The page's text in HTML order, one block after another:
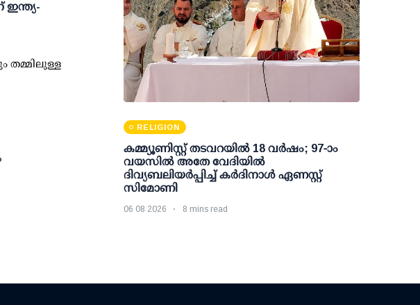
തമ്മിലുള്ള
RELIGION
കമ്മ്യൂണിസ്റ്റ് തടവറയില്‍ 18 വര്‍ഷം; 97-ാം
വയസില്‍ അതേ വേദിയില്‍
ദിവ്യബലിയര്‍പ്പിച്ച് കര്‍ദിനാള്‍ ഏണസ്റ്റ്
സിമോണി
06 08 2026 8 mins read